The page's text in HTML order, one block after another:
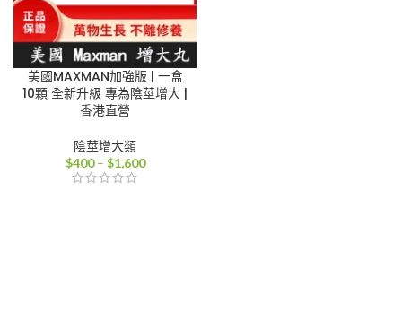
美國MAXMAN加強版 | 一盒
10顆 全新升級 專為陰莖增大 |
香港直營
陰莖增大類
$400 – $1,600價